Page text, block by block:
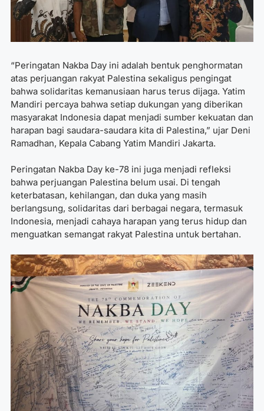
“Peringatan Nakba Day ini adalah bentuk penghormatan
atas perjuangan rakyat Palestina sekaligus pengingat
bahwa solidaritas kemanusiaan harus terus dijaga. Yatim
Mandiri percaya bahwa setiap dukungan yang diberikan
masyarakat Indonesia dapat menjadi sumber kekuatan dan
harapan bagi saudara-saudara kita di Palestina,” ujar Deni
Ramadhan, Kepala Cabang Yatim Mandiri Jakarta.
Peringatan Nakba Day ke-78 ini juga menjadi refleksi
bahwa perjuangan Palestina belum usai. Di tengah
keterbatasan, kehilangan, dan duka yang masih
berlangsung, solidaritas dari berbagai negara, termasuk
Indonesia, menjadi cahaya harapan yang terus hidup dan
menguatkan semangat rakyat Palestina untuk bertahan.